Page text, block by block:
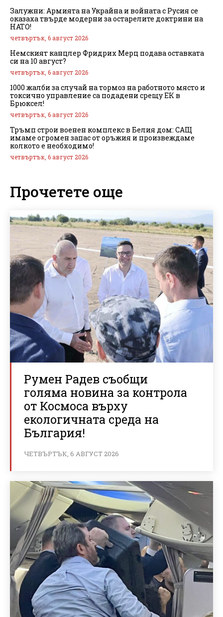
Залужни: Армията на Украйна и войната с Русия се
оказаха твърде модерни за остарелите доктрини на
НАТО!
четвъртък, 6 август 2026
Немският канцлер Фридрих Мерц подава оставката
си на 10 август?
четвъртък, 6 август 2026
1000 жалби за случай на тормоз на работното място и
токсично управление са подадени срещу ЕК в
Брюксел!
четвъртък, 6 август 2026
Тръмп строи военен комплекс в Белия дом: САЩ
имаме огромен запас от оръжия и произвеждаме
колкото е необходимо!
четвъртък, 6 август 2026
Прочетете още
Румен Радев съобщи
голяма новина за контрола
от Космоса върху
екологичната среда на
България!
ЧЕТВЪРТЪК, 6 АВГУСТ 2026